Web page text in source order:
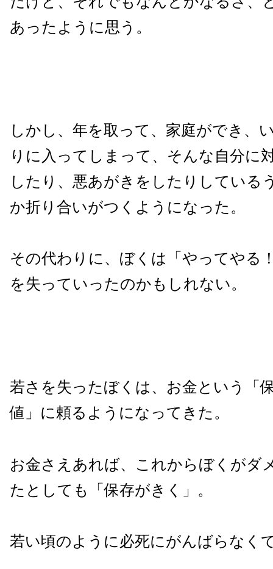
あったように思う。
しかし、年を取って、家庭ができ、
りに入ってしまって、そんな自分に
したり、悪あがきをしたりしている
か折り合いがつくようになった。
その代わりに、ぼくは「やってやる
を失っていったのかもしれない。
若さを失ったぼくは、お金という「
値」に頼るようになってきた。
お金さえあれば、これからぼくがダ
たとしても「保存がきく」。
若い頃のように必死にがんばらなく